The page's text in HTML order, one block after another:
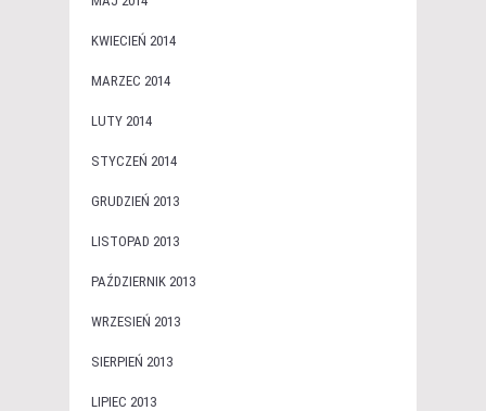
KWIECIEŃ 2014
MARZEC 2014
LUTY 2014
STYCZEŃ 2014
GRUDZIEŃ 2013
LISTOPAD 2013
PAŹDZIERNIK 2013
WRZESIEŃ 2013
SIERPIEŃ 2013
LIPIEC 2013